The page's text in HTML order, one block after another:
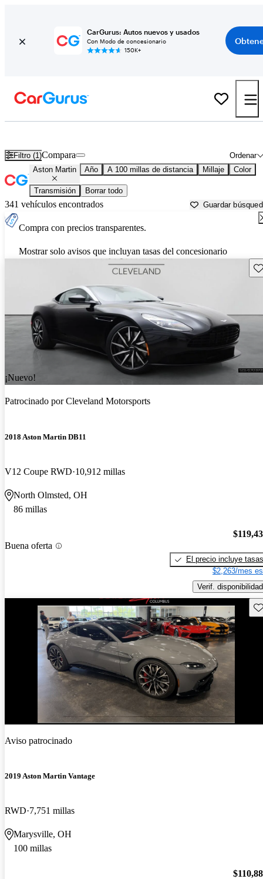
CarGurus: Autos nuevos y usados
Con Modo de concesionario
150K+
Filtro (1) Ordenar
Compara
Aston Martin Año A 100 millas de distancia Millaje Color
Transmisión Borrar todo
341 vehículos encontrados Guardar
Compra con precios transparentes.
Mostrar solo avisos que incluyan tasas del concesionario
¡Nuevo!
Patrocinado porCleveland Motorsports
2018 Aston Martin DB11
V12 Coupe RWD 10,912 millas
North Olmsted, OH
86 millas
Buena oferta
El precio incluye tasas
$2,263/mes
Verif. disponibilidad
Aviso patrocinado
2019 Aston Martin Vantage
RWD 7,751 millas
Marysville, OH
100 millas